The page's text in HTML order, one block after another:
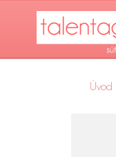
Úvod